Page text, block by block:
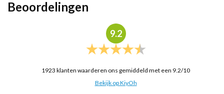
Beoordelingen
9.2
1923 klanten waarderen ons gemiddeld met een 9.2/10
Bekijk op KiyOh